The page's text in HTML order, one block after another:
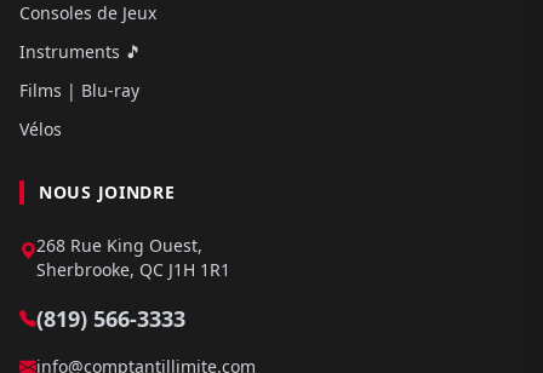
Consoles de Jeux
Instruments 🎵
Films | Blu-ray
Vélos
NOUS JOINDRE
268 Rue King Ouest,
Sherbrooke, QC J1H 1R1
(819) 566-3333
info@comptantillimite.com